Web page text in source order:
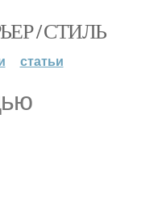
/ СТИЛЬ
статьи